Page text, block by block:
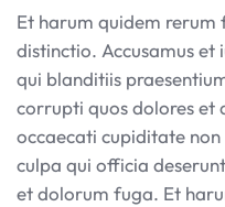
Et harum quidem rerum
distinctio. Accusamus et
qui blanditiis
corrupti quos dolores et
occaecati cupiditate
culpa qui officia
et dolorum fuga. Et